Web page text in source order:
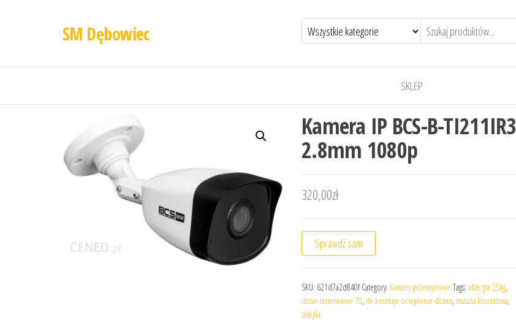
SM Dębowiec
SKLEP
Kamera IP BCS-B-TI211IR3
2.8mm 1080p
320,00zł
Sprawdź sam
SKU: 621d7a2d840f Category: Kamery przemysłowe Tags: atlas gta 25kg,
drzwi łazienkowe 70, ile kosztuje ocieplenie domu, muszla klozetowa,
sklejka